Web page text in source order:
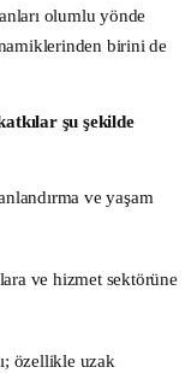
olumlu yönde
birini de
şu şekilde
ve yaşam
ve hizmet sektörüne
özellikle uzak